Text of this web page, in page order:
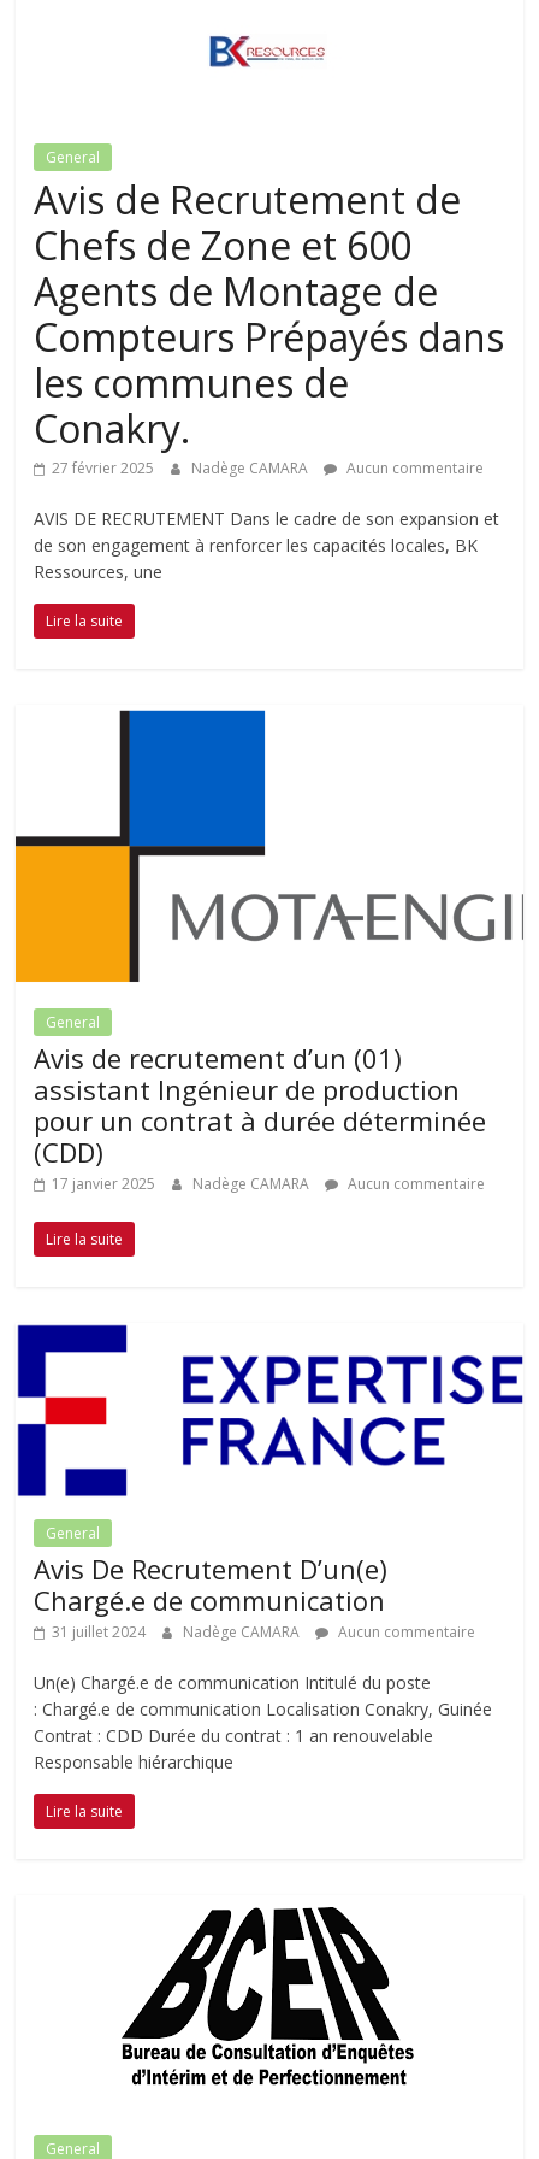
General
Avis de Recrutement de
Chefs de Zone et 600
Agents de Montage de
Compteurs Prépayés dans
les communes de
Conakry.
27 février 2025 Nadège CAMARA Aucun commentaire
AVIS DE RECRUTEMENT Dans le cadre de son expansion et
de son engagement à renforcer les capacités locales, BK
Ressources, une
Lire la suite
General
Avis de recrutement d’un (01)
assistant Ingénieur de production
pour un contrat à durée déterminée
(CDD)
17 janvier 2025 Nadège CAMARA Aucun commentaire
Lire la suite
General
Avis De Recrutement D’un(e)
Chargé.e de communication
31 juillet 2024 Nadège CAMARA Aucun commentaire
Un(e) Chargé.e de communication Intitulé du poste
: Chargé.e de communication Localisation Conakry, Guinée
Contrat : CDD Durée du contrat : 1 an renouvelable
Responsable hiérarchique
Lire la suite
General